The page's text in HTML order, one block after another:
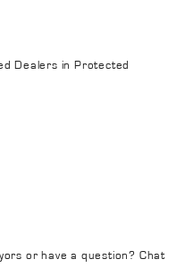
Dealers in Protected
or have a question? Chat